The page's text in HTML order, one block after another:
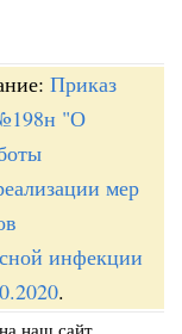
Приказ
"О
мер
инфекции
.
наш сайт